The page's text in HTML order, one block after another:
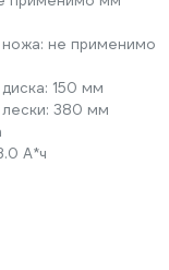
не применимо
150 мм
380 мм
А*ч